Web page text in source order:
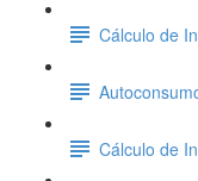
Cálculo de
Cálculo de